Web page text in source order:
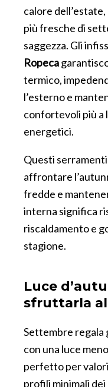
calore
più fresche di
saggezza. Gli
Ropeca
termico,
l’esterno e
confortevoli più a
energetici.
Questi
affrontare
fredde e
interna significa
riscaldamento e
stagione.
Luce
sfruttarla
Settembre regala
con una luce
perfetto per
profili minimali